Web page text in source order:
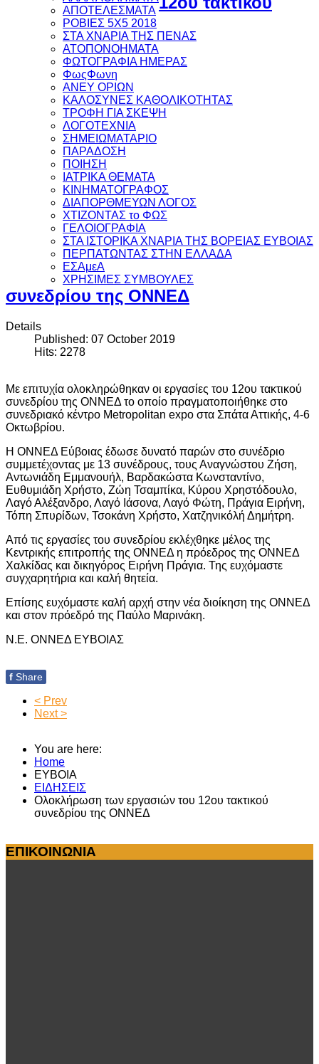
ΑΠΟΤΕΛΕΣΜΑΤΑ
ΡΟΒΙΕΣ 5Χ5 2018
ΣΤΑ ΧΝΑΡΙΑ ΤΗΣ ΠΕΝΑΣ
ΑΤΟΠΟΝΟΗΜΑΤΑ
ΦΩΤΟΓΡΑΦΙΑ ΗΜΕΡΑΣ
ΦωςΦωνη
ANEY ΟΡΙΩΝ
ΚΑΛΟΣΥΝΕΣ ΚΑΘΟΛΙΚΟΤΗΤΑΣ
ΤΡΟΦΗ ΓΙΑ ΣΚΕΨΗ
ΛΟΓΟΤΕΧΝΙΑ
ΣΗΜΕΙΩΜΑΤΑΡΙΟ
ΠΑΡΑΔΟΣΗ
ΠΟΙΗΣΗ
ΙΑΤΡΙΚΑ ΘΕΜΑΤΑ
ΚΙΝΗΜΑΤΟΓΡΑΦΟΣ
ΔΙΑΠΟΡΘΜΕΥΩΝ ΛΟΓΟΣ
ΧΤΙΖΟΝΤΑΣ το ΦΩΣ
ΓΕΛΟΙΟΓΡΑΦΙΑ
ΣΤΑ ΙΣΤΟΡΙΚΑ ΧΝΑΡΙΑ ΤΗΣ ΒΟΡΕΙΑΣ ΕΥΒΟΙΑΣ
ΠΕΡΠΑΤΩΝΤΑΣ ΣΤΗΝ ΕΛΛΑΔΑ
ΕΣΑμεΑ
ΧΡΗΣΙΜΕΣ ΣΥΜΒΟΥΛΕΣ
συνεδρίου της ΟΝΝΕΔ
Details
Published: 07 October 2019
Hits: 2278
Με επιτυχία ολοκληρώθηκαν οι εργασίες του 12ου τακτικού
συνεδρίου της ΟΝΝΕΔ το οποίο πραγματοποιήθηκε στο
συνεδριακό κέντρο Metropolitan expo στα Σπάτα Αττικής, 4-6
Οκτωβρίου.
Η ΟΝΝΕΔ Εύβοιας έδωσε δυνατό παρών στο συνέδριο
συμμετέχοντας με 13 συνέδρους, τους Αναγνώστου Ζήση,
Αντωνιάδη Εμμανουήλ, Βαρδακώστα Κωνσταντίνο,
Ευθυμιάδη Χρήστο, Ζώη Τσαμπίκα, Κύρου Χρηστόδουλο,
Λαγό Αλέξανδρο, Λαγό Ιάσονα, Λαγό Φώτη, Πράγια Ειρήνη,
Τόπη Σπυρίδων, Τσοκάνη Χρήστο, Χατζηνικόλή Δημήτρη.
Από τις εργασίες του συνεδρίου εκλέχθηκε μέλος της
Κεντρικής επιτροπής της ΟΝΝΕΔ η πρόεδρος της ΟΝΝΕΔ
Χαλκίδας και δικηγόρος Ειρήνη Πράγια. Της ευχόμαστε
συγχαρητήρια και καλή θητεία.
Επίσης ευχόμαστε καλή αρχή στην νέα διοίκηση της ΟΝΝΕΔ
και στον πρόεδρό της Παύλο Μαρινάκη.
Ν.Ε. ΟΝΝΕΔ ΕΥΒΟΙΑΣ
f Share
< Prev
Next >
You are here:
Home
ΕΥΒΟΙΑ
ΕΙΔΗΣΕΙΣ
Ολοκλήρωση των εργασιών του 12ου τακτικού
συνεδρίου της ΟΝΝΕΔ
ΕΠΙΚΟΙΝΩΝΙΑ